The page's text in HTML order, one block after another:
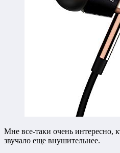
Мне все-таки очень интересно,
звучало еще внушительнее.